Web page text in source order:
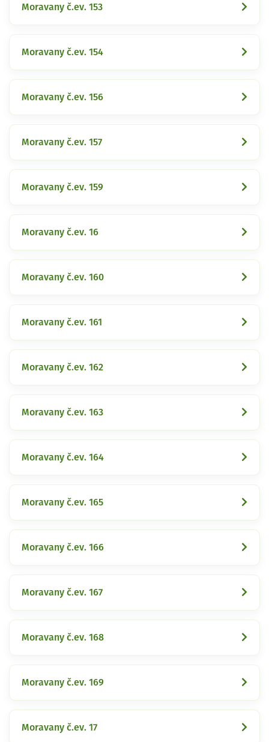
Moravany č.ev. 153
Moravany č.ev. 154
Moravany č.ev. 156
Moravany č.ev. 157
Moravany č.ev. 159
Moravany č.ev. 16
Moravany č.ev. 160
Moravany č.ev. 161
Moravany č.ev. 162
Moravany č.ev. 163
Moravany č.ev. 164
Moravany č.ev. 165
Moravany č.ev. 166
Moravany č.ev. 167
Moravany č.ev. 168
Moravany č.ev. 169
Moravany č.ev. 17